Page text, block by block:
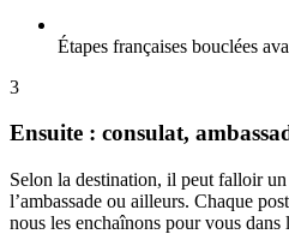
Étapes françaises bouclées
3
Ensuite : consulat,
Selon la destination, il peut falloir un
l’ambassade ou ailleurs. Chaque
nous les enchaînons pour vous dans